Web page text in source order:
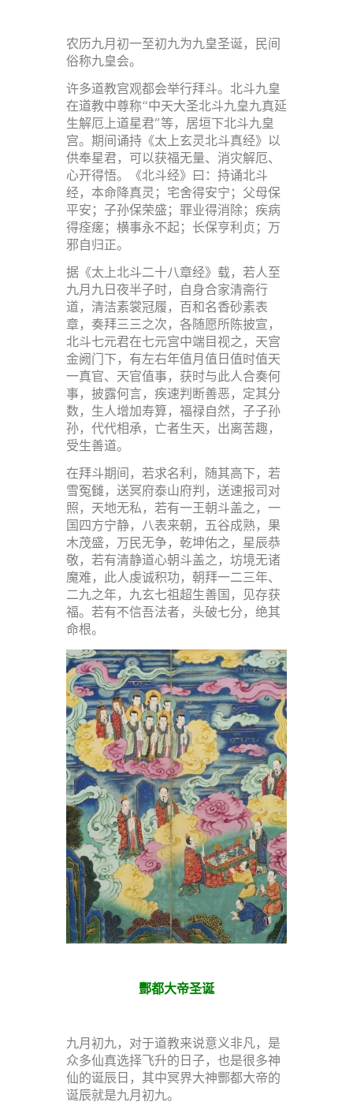
农历九月初一至初九为九皇圣诞，民间
俗称九皇会。
许多道教宫观都会举行拜斗。北斗九皇
在道教中尊称“中天大圣北斗九皇九真延
生解厄上道星君”等，居垣下北斗九皇
宫。期间诵持《太上玄灵北斗真经》以
供奉星君，可以获福无量、消灾解厄、
心开得悟。《北斗经》曰：持诵北斗
经，本命降真灵；宅舍得安宁；父母保
平安；子孙保荣盛；罪业得消除；疾病
得痊瘥；横事永不起；长保亨利贞；万
邪自归正。
据《太上北斗二十八章经》载，若人至
九月九日夜半子时，自身合家清斋行
道，清洁素裳冠履，百和名香砂素表
章，奏拜三三之次，各随愿所陈披宣，
北斗七元君在七元宫中端目视之，天宫
金阙门下，有左右年值月值日值时值天
一真官、天官值事，获时与此人合奏何
事，披露何言，疾速判断善恶，定其分
数，生人增加寿算，福禄自然，子子孙
孙，代代相承，亡者生天，出离苦趣，
受生善道。
在拜斗期间，若求名利，随其高下，若
雪冤雠，送冥府泰山府判，送速报司对
照，天地无私，若有一王朝斗盖之，一
国四方宁静，八表来朝，五谷成熟，果
木茂盛，万民无争，乾坤佑之，星辰恭
敬，若有清静道心朝斗盖之，坊境无诸
魔难，此人虔诚积功，朝拜一二三年、
二九之年，九玄七祖超生善国，见存获
福。若有不信吾法者，头破七分，绝其
命根。
酆都大帝圣诞
九月初九，对于道教来说意义非凡，是
众多仙真选择飞升的日子，也是很多神
仙的诞辰日，其中冥界大神酆都大帝的
诞辰就是九月初九。